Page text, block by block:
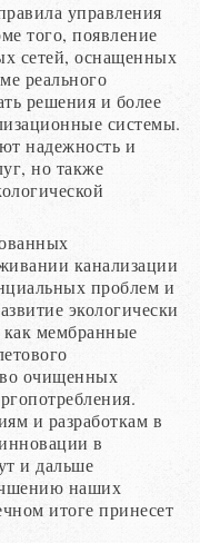
управления
того, появление
сетей, оснащенных
реального
решения и более
системы.
надежность и
но также
канализации
проблем и
экологически
мембранные
очищенных
и разработкам в
в
и дальше
наших
итоге принесет